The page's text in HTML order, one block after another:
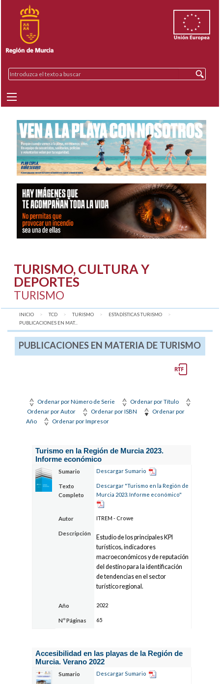
TURISMO, CULTURA Y
DEPORTES
TURISMO
INICIO TCD TURISMO
ESTADÍSTICAS TURISMO
AQUÍ:
PUBLICACIONES EN MAT...
PUBLICACIONES EN MATERIA DE TURISMO
Ordenar por Número de Serie
Ordenar por Título
Ordenar por Autor
Ordenar por ISBN
Ordenar por
Año
Ordenar por Impresor
Turismo en la Región de Murcia 2023.
Informe económico
Sumario Descargar Sumario
Texto
Completo
Descargar "Turismo en la Región de
Murcia 2023. Informe económico"
Autor ITREM - Crowe
Descripción
Estudio de los principales KPI
turísticos, indicadores
macroeconómicos y de reputación
del destino para la identificación
de tendencias en el sector
turístico regional.
Año 2022
Nº Páginas 65
Accesibilidad en las playas de la Región de
Murcia. Verano 2022
Sumario Descargar Sumario